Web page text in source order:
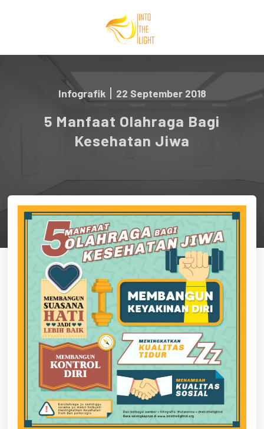
Infografik 22 September 2018
5 Manfaat Olahraga Bagi
Kesehatan Jiwa